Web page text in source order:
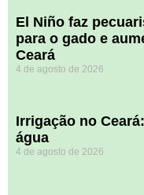
El Niño faz
para o gado e
Ceará
4 de agosto de 2026
Irrigação no
água
4 de agosto de 2026